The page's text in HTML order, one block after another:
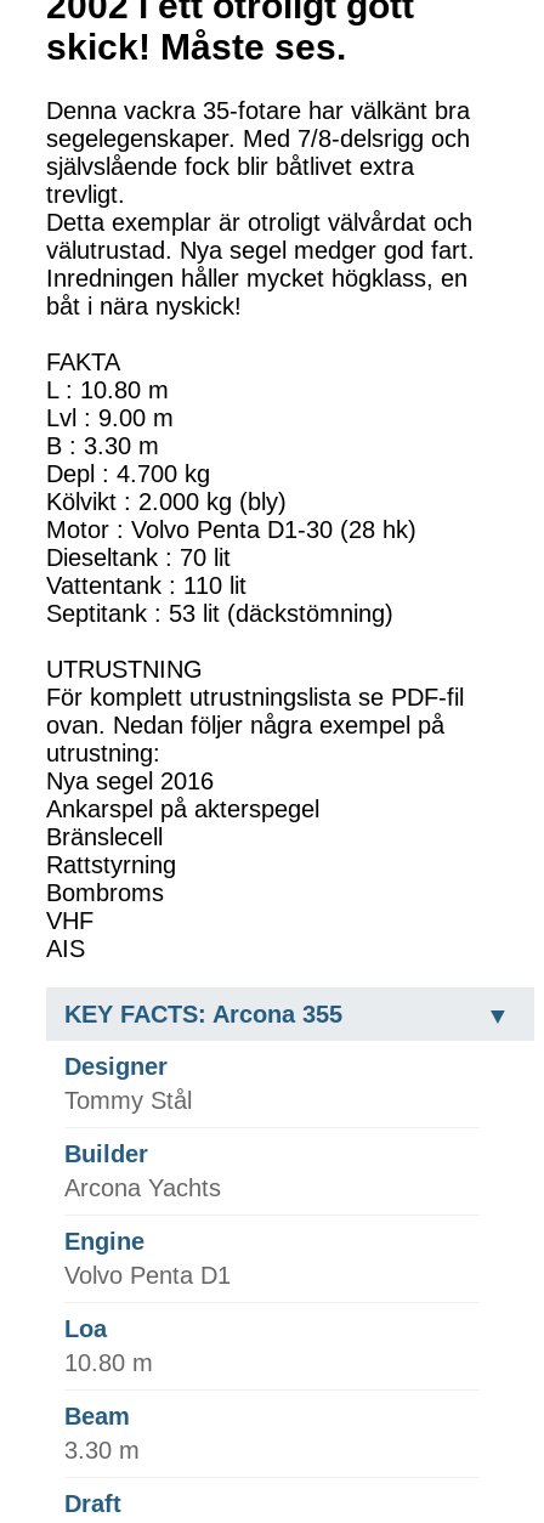
skick! Måste ses.
Denna vackra 35-fotare har välkänt bra
segelegenskaper. Med 7/8-delsrigg och
självslående fock blir båtlivet extra
trevligt.
Detta exemplar är otroligt välvårdat och
välutrustad. Nya segel medger god fart.
Inredningen håller mycket högklass, en
båt i nära nyskick!
FAKTA
L : 10.80 m
Lvl : 9.00 m
B : 3.30 m
Depl : 4.700 kg
Kölvikt : 2.000 kg (bly)
Motor : Volvo Penta D1-30 (28 hk)
Dieseltank : 70 lit
Vattentank : 110 lit
Septitank : 53 lit (däckstömning)
UTRUSTNING
För komplett utrustningslista se PDF-fil
ovan. Nedan följer några exempel på
utrustning:
Nya segel 2016
Ankarspel på akterspegel
Bränslecell
Rattstyrning
Bombroms
VHF
AIS
KEY FACTS: Arcona 355
Designer
Tommy Stål
Builder
Arcona Yachts
Engine
Volvo Penta D1
Loa
10.80 m
Beam
3.30 m
Draft